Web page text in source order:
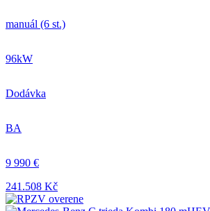
manuál (6 st.)
96kW
Dodávka
BA
9 990 €
241.508 Kč